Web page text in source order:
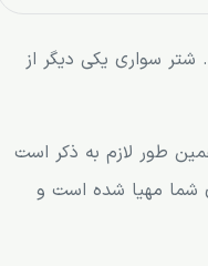
شتر سواری یکی دیگر از
طور لازم به ذکر است
شما مهیا شده است و